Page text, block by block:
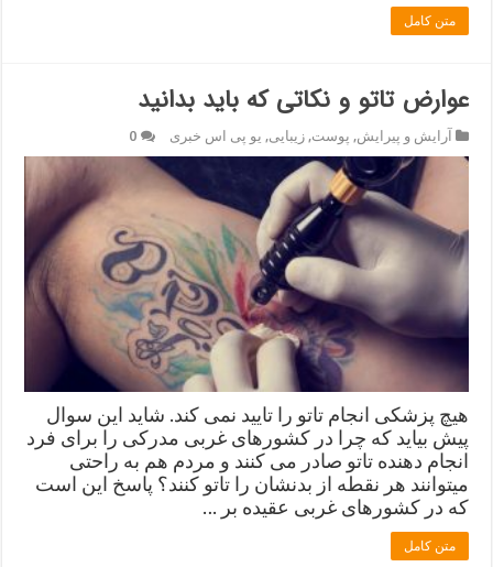
متن کامل
عوارض تاتو و نکاتی که باید بدانید
آرایش و پیرایش, پوست,زیبایی, یو پی اس خبری 0
هیچ پزشکی انجام تاتو را تایید نمی کند. شاید این سوال
پیش بیاید که چرا در کشورهای غربی مدرکی را برای فرد
انجام دهنده تاتو صادر می کنند و مردم هم به راحتی
میتوانند هر نقطه از بدنشان را تاتو کنند؟ پاسخ این است
که در کشورهای غربی عقیده بر …
متن کامل